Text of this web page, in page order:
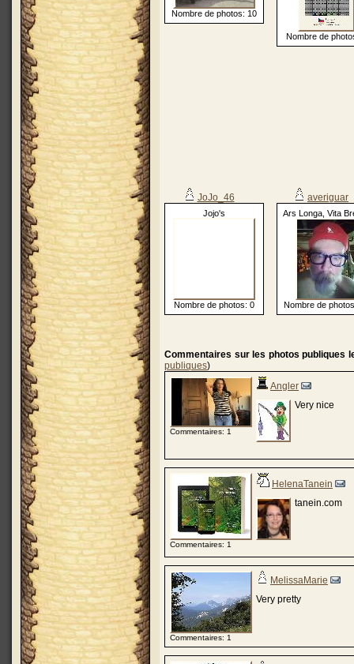
Nombre de photos: 10
Nombre de
JoJo_46
Jojo's
Nombre de photos: 0
averiguar
Ars Longa, Vita
Nombre de
Commentaires sur les photos publiques
publiques)
Commentaires: 1
Angler
Very nice
Commentaires: 1
HelenaTanein
tanein.com
Commentaires: 1
MelissaMarie
Very pretty